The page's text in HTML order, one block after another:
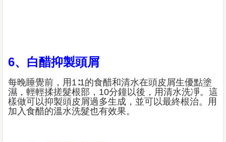
6、白醋抑製頭屑
每晚睡覺前，用1∶1的食醋和清水在頭皮屑生優點塗
濕，輕輕揉搓髮根部，10分鐘以後，用清水洗凈。這
樣做可以抑製頭皮屑過多生成，並可以最終根治。用
加入食醋的溫水洗髮也有效果。